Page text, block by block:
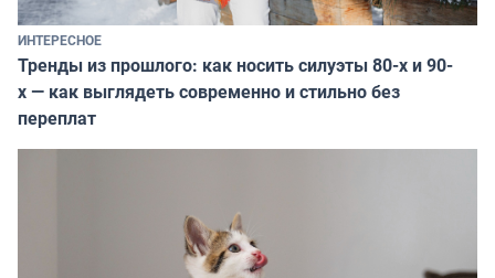
ИНТЕРЕСНОЕ
Тренды из прошлого: как носить силуэты 80-х и 90-
х — как выглядеть современно и стильно без
переплат